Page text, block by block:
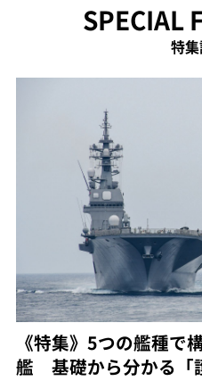
SPECIAL
特
《特集》5つの艦種で
艦 基礎から分かる「